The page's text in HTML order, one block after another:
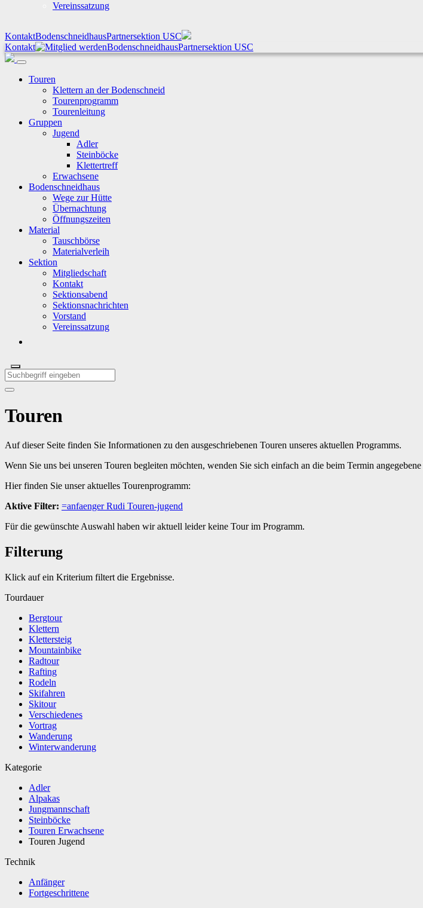
Vereinssatzung
KontaktBodenschneidhausPartnersektion USC
Kontakt
BodenschneidhausPartnersektion USC
Touren
Klettern an der Bodenschneid
Tourenprogramm
Tourenleitung
Gruppen
Jugend
Adler
Steinböcke
Klettertreff
Erwachsene
Bodenschneidhaus
Wege zur Hütte
Übernachtung
Öffnungszeiten
Material
Tauschbörse
Materialverleih
Sektion
Mitgliedschaft
Kontakt
Sektionsabend
Sektionsnachrichten
Vorstand
Vereinssatzung
Touren
Auf dieser Seite finden Sie Informationen zu den ausgeschriebenen Touren unseres aktuellen Programms.
Wenn Sie uns bei unseren Touren begleiten möchten, wenden Sie sich einfach an die beim Termin angegebene
Hier finden Sie unser aktuelles Tourenprogramm:
Aktive Filter: =anfaengerRudi Touren-jugend
Für die gewünschte Auswahl haben wir aktuell leider keine Tour im Programm.
Filterung
Klick auf ein Kriterium filtert die Ergebnisse.
Tourdauer
Bergtour
Klettern
Klettersteig
Mountainbike
Radtour
Rafting
Rodeln
Skifahren
Skitour
Verschiedenes
Vortrag
Wanderung
Winterwanderung
Kategorie
Adler
Alpakas
Jungmannschaft
Steinböcke
Touren Erwachsene
Touren Jugend
Technik
Anfänger
Fortgeschrittene